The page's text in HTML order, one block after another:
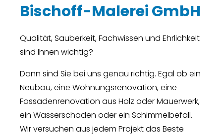
Bischoff-Malerei GmbH
Qualität, Sauberkeit, Fachwissen und Ehrlichkeit
sind Ihnen wichtig?
Dann sind Sie bei uns genau richtig. Egal ob ein
Neubau, eine Wohnungsrenovation, eine
Fassadenrenovation aus Holz oder Mauerwerk,
ein Wasserschaden oder ein Schimmelbefall.
Wir versuchen aus jedem Projekt das Beste